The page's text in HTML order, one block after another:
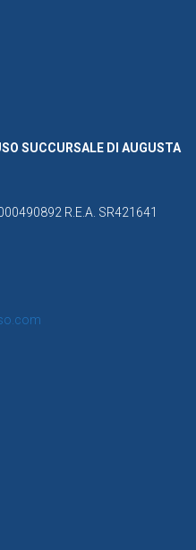
SUCCURSALE DI AUGUSTA
R.E.A. SR421641